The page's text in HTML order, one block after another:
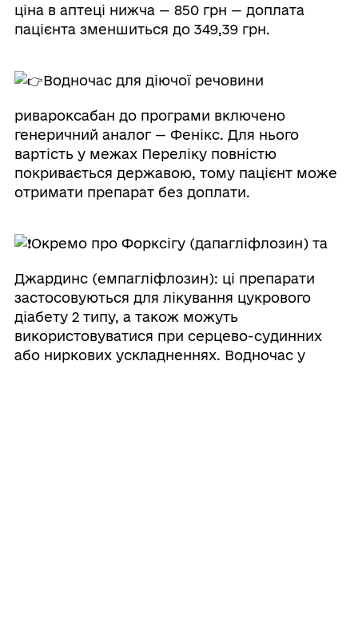
ціна в аптеці нижча — 850 грн — доплата
пацієнта зменшиться до 349,39 грн.
Водночас для діючої речовини
ривароксабан до програми включено
генеричний аналог — Фенікс. Для нього
вартість у межах Переліку повністю
покривається державою, тому пацієнт може
отримати препарат без доплати.
Окремо про Форксігу (дапагліфлозин) та
Джардинс (емпагліфлозин): ці препарати
застосовуються для лікування цукрового
діабету 2 типу, а також можуть
використовуватися при серцево-судинних
або ниркових ускладненнях. Водночас у